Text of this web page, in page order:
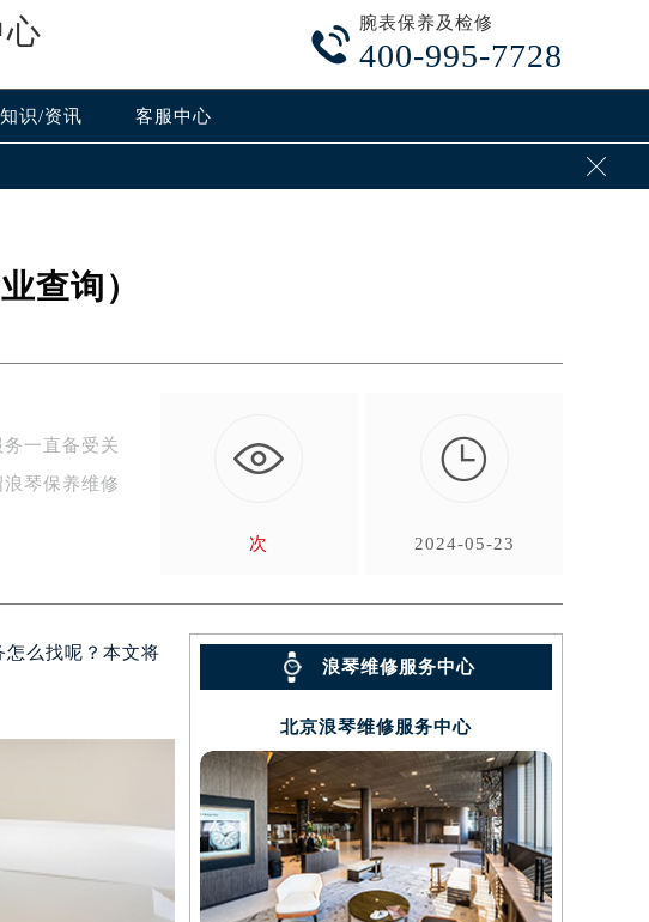

腕表保养及检修
400-995-7728
识/资讯 客服中心

查询）
一直备受关
琴保养维修
次

2024-05-23
么找呢？本文将
浪琴维修服务中心
北京浪琴维修服务中心